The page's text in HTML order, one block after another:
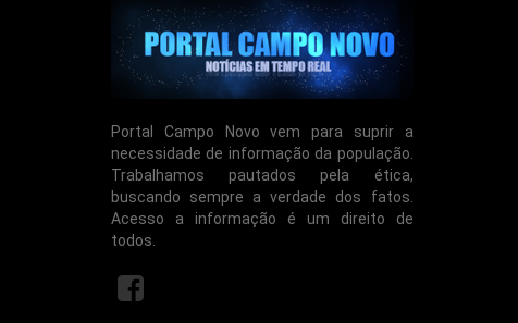
Portal Campo Novo vem para suprir a
necessidade de informação da população.
Trabalhamos pautados pela ética,
buscando sempre a verdade dos fatos.
Acesso a informação é um direito de
todos.